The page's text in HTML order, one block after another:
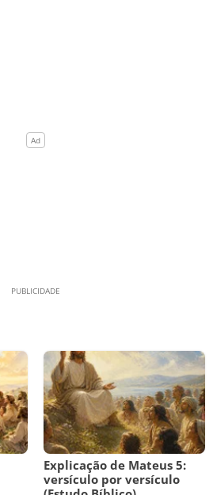
Explicação de Mateus 5:
versículo por versículo